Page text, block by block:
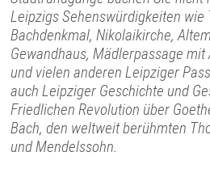
Leipzigs Sehenswürdigkeiten wie
Bachdenkmal, Nikolaikirche,
Gewandhaus, Mädlerpassage
und vielen anderen Leipziger
auch Leipziger Geschichte und
Friedlichen Revolution über
Bach, den weltweit berühmten
und Mendelssohn.